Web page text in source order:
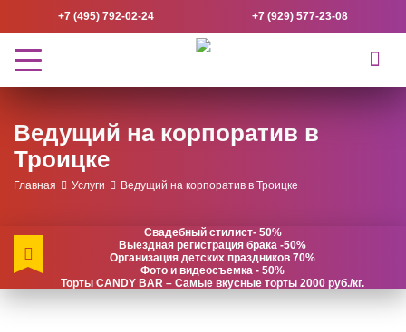
+7 (495) 792-02-24 +7 (929) 577-23-08
Ведущий на корпоратив в
Троицке
Главная Услуги Ведущий на корпоратив в Троицке
Свадебный стилист- 50%
Выездная регистрация брака -50%
Организация детских праздников 70%
Фото и видеосъемка - 50%
Торты CANDY BAR – Самые вкусные торты 2000 руб./кг.